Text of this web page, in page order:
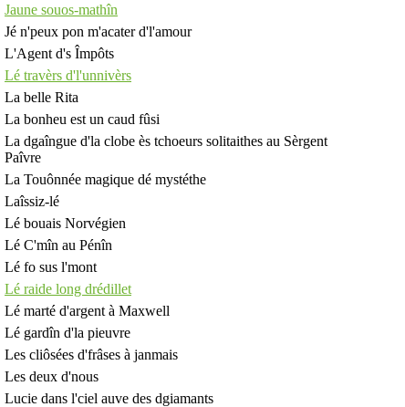
Jaune souos-mathîn
Jé n'peux pon m'acater d'l'amour
L'Agent d's Împôts
Lé travèrs d'l'unnivèrs
La belle Rita
La bonheu est un caud fûsi
La dgaîngue d'la clobe ès tchoeurs solitaithes au Sèrgent
Paîvre
La Touônnée magique dé mystéthe
Laîssiz-lé
Lé bouais Norvégien
Lé C'mîn au Pénîn
Lé fo sus l'mont
Lé raide long drédillet
Lé marté d'argent à Maxwell
Lé gardîn d'la pieuvre
Les cliôsées d'frâses à janmais
Les deux d'nous
Lucie dans l'ciel auve des dgiamants